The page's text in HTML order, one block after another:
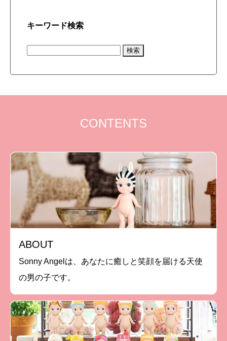
キーワード検索
CONTENTS
ABOUT
Sonny Angelは、あなたに癒しと笑顔を届ける天使
の男の子です。